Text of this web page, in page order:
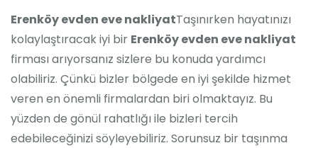
Erenköy evden eve nakliyatTaşınırken hayatınızı
kolaylaştıracak iyi bir Erenköy evden eve nakliyat
firması arıyorsanız sizlere bu konuda yardımcı
olabiliriz. Çünkü bizler bölgede en iyi şekilde hizmet
veren en önemli firmalardan biri olmaktayız. Bu
yüzden de gönül rahatlığı ile bizleri tercih
edebileceğinizi söyleyebiliriz. Sorunsuz bir taşınma